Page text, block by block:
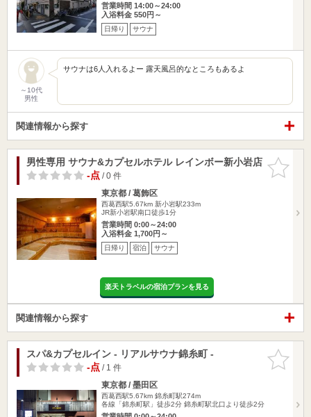
営業時間 14:00～24:00
入浴料金 550円～
日帰り サウナ
～10代
男性
サウナは6人入れるよー 露天風呂的なところもあるよ
関連情報から探す
お気に入
りに追加
男性専用 サウナ&カプセルホテル レインボー新小岩店
-点/ 0 件
東京都 / 葛飾区
西葛西駅5.67km 新小岩駅233m
JR新小岩駅南口徒歩1分
営業時間 0:00～24:00
入浴料金 1,700円～
日帰り 宿泊 サウナ
楽天トラベルの宿泊プランを見る
関連情報から探す
お気に入
りに追加
スパ&カプセルイン - リアルサウナ錦糸町 -
-点/ 1 件
東京都 / 墨田区
西葛西駅5.67km 錦糸町駅274m
各線「錦糸町駅」徒歩2分 錦糸町駅北口より徒歩2分